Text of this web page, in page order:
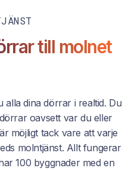
till molnet
dina dörrar i realtid. Du
oavsett var du eller
möjligt tack vare att varje
molntjänst. Allt fungerar
100 byggnader med en